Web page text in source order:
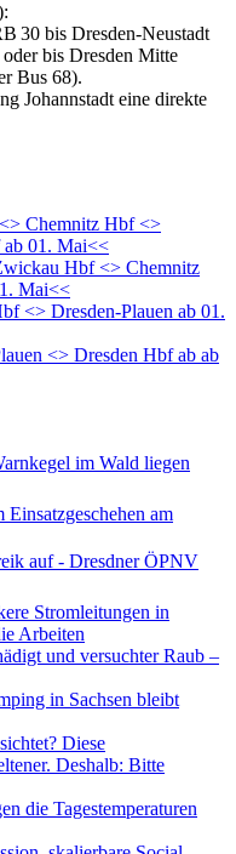
30 bis Dresden‑Neustadt
bis Dresden Mitte
Bus 68).
Johannstadt eine direkte
Chemnitz Hbf <>
01. Mai<<
Hbf <> Chemnitz
Mai<<
<> Dresden-Plauen ab 01.
<> Dresden Hbf ab ab
im Wald liegen
am
auf - Dresdner ÖPNV
Stromleitungen in
Arbeiten
und versuchter Raub –
in Sachsen bleibt
Diese
Deshalb: Bitte
die Tagestemperaturen